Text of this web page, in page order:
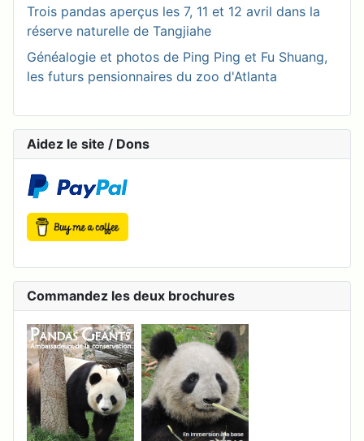
Trois pandas aperçus les 7, 11 et 12 avril dans la
réserve naturelle de Tangjiahe
Généalogie et photos de Ping Ping et Fu Shuang,
les futurs pensionnaires du zoo d'Atlanta
Aidez le site / Dons
Commandez les deux brochures